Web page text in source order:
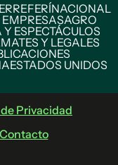
REFERÍNACIONAL
AGRO
ESPECTÁCULOS
Y LEGALES
ESTADOS UNIDOS
Privacidad
Contacto